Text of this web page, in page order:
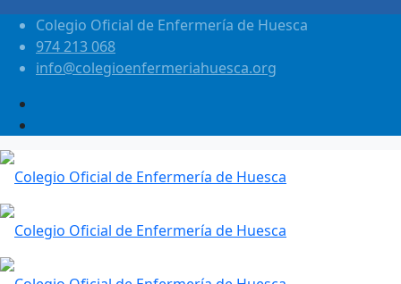
Colegio Oficial de Enfermería de Huesca
974 213 068
info@colegioenfermeriahuesca.org